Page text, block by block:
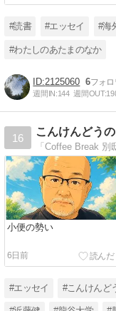
#読書 #エッセイ #海
#わたしのあたまのなか
2125060 6
週間IN:144 週間OUT:
16
こんけんどう
小便の勢い
6日前
#エッセイ #こんけんど